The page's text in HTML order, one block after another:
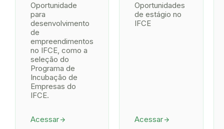
Oportunidade
para
desenvolvimento
de
empreendimentos
no IFCE, como a
seleção do
Programa de
Incubação de
Empresas do
IFCE.
Acessararrow_forward
Oportunidades
de estágio no
IFCE
Acessararrow_forward